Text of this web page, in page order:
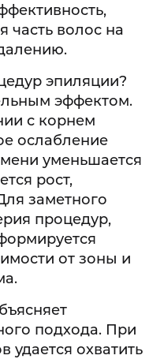
часть волос на
эпиляции?
эффектом.
с корнем
ослабление
уменьшается
рост,
заметного
процедур,
от зоны и
подхода. При
удается охватить